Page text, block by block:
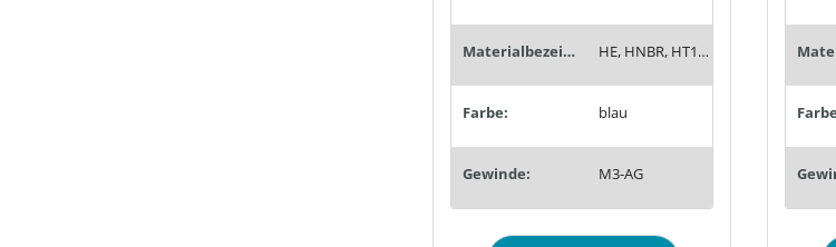
Materialbezeichnung: HE, HNBR, HT1, Siton®, Tempaflex, Therban®, Thermalon®
Farbe: blau
Gewinde: M3-AG